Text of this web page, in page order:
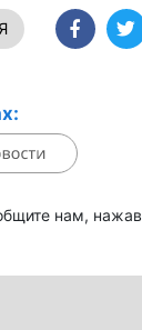
нам, нажав